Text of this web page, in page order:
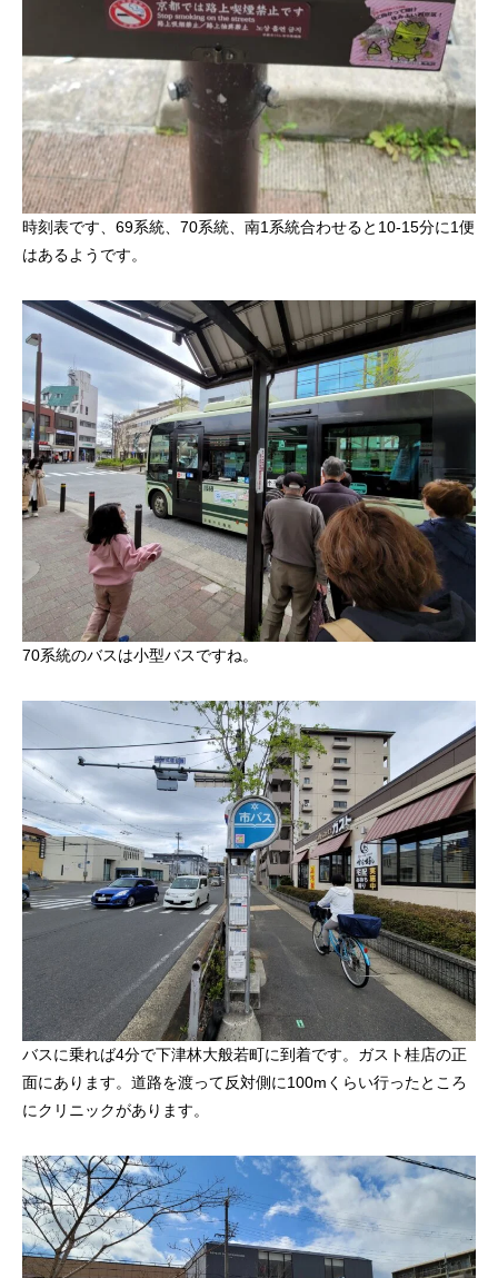
時刻表です、69系統、70系統、南1系統合わせると10-15分に1便
はあるようです。
70系統のバスは小型バスですね。
バスに乗れば4分で下津林大般若町に到着です。ガスト桂店の正
面にあります。道路を渡って反対側に100mくらい行ったところ
にクリニックがあります。